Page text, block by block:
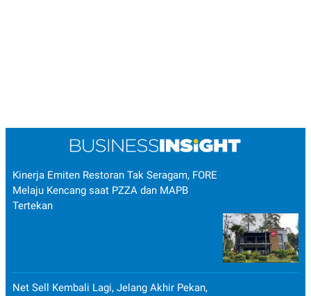
Kinerja Emiten Restoran Tak Seragam, FORE
Melaju Kencang saat PZZA dan MAPB
Tertekan
Net Sell Kembali Lagi, Jelang Akhir Pekan,